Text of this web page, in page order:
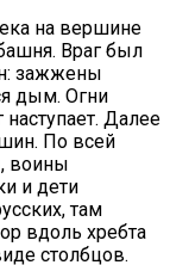
на вершине
Враг был
зажжены
дым. Огни
наступает. Далее
По всей
воины
и дети
там
вдоль хребта
столбцов.